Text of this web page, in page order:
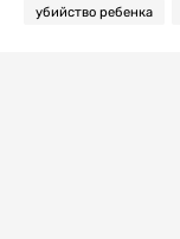
убийство ребенка